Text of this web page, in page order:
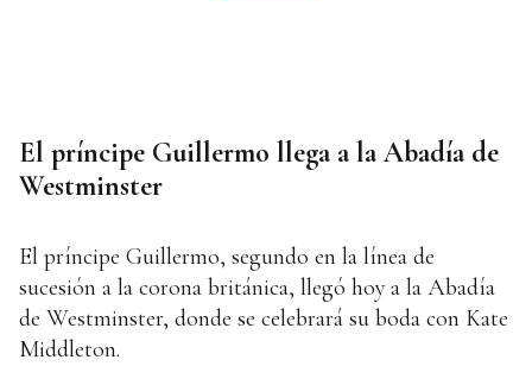
El príncipe Guillermo llega a la Abadía de
Westminster
El príncipe Guillermo, segundo en la línea de
sucesión a la corona británica, llegó hoy a la Abadía
de Westminster, donde se celebrará su boda con Kate
Middleton.